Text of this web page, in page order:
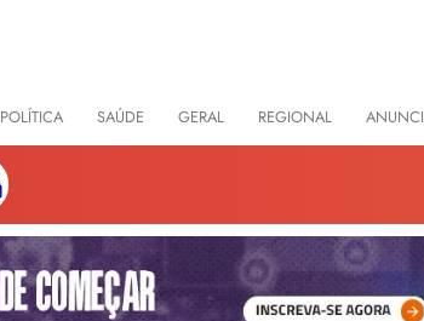
POLÍTICA SAÚDE GERAL REGIONAL